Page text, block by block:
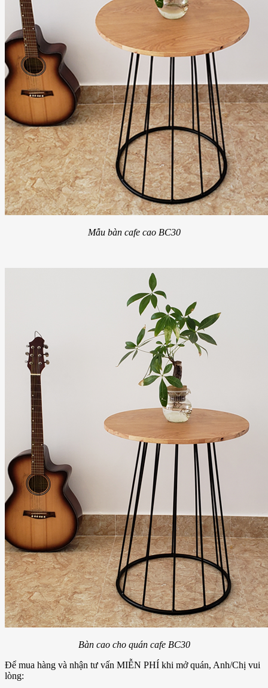
Mẫu bàn cafe cao BC30
Bàn cao cho quán cafe BC30
Để mua hàng và nhận tư vấn MIỄN PHÍ khi mở quán, Anh/Chị vui
lòng: